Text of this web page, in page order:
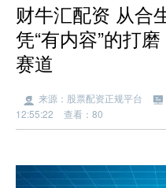
财牛汇配资 从合
凭“有内容”的打
赛道
来源：股票配资正规平台
12:55:22
查看：80